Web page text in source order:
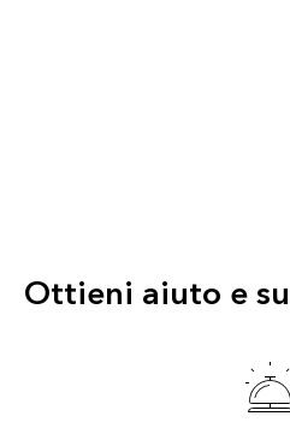
Ottieni aiuto e